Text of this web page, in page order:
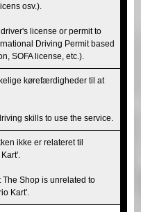
osv.).
license or permit to
Driving Permit based
SOFA license, etc.).
kørefærdigheder til at
skills to use the service.
ikke er relateret til
Shop is unrelated to
Kart'.